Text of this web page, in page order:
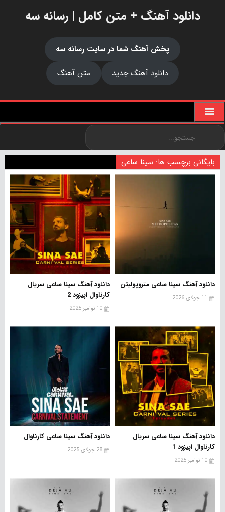
دانلود آهنگ + متن کامل | رسانه سه
پخش آهنگ شما در سایت رسانه سه
دانلود آهنگ جدید
متن آهنگ
بایگانی برچسب ها: سینا ساعی
دانلود آهنگ سینا ساعی متروپولیتن
11 جولای 2026
دانلود آهنگ سینا ساعی سریال
کارناوال اپیزود 2
10 نوامبر 2025
دانلود آهنگ سینا ساعی سریال
کارناوال اپیزود 1
10 نوامبر 2025
دانلود آهنگ سینا ساعی کارناوال
28 جولای 2025